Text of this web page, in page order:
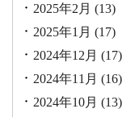
2025年2月 (13)
2025年1月 (17)
2024年12月 (17)
2024年11月 (16)
2024年10月 (13)